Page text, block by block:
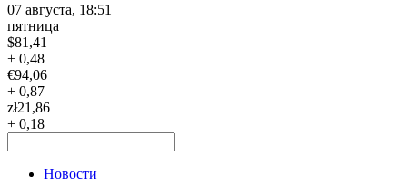
07 августа, 18:51
пятница
$81,41
+ 0,48
€94,06
+ 0,87
zł21,86
+ 0,18
Новости